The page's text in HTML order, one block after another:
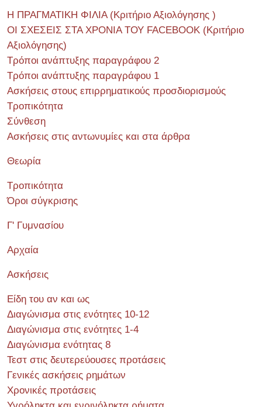
Η ΠΡΑΓΜΑΤΙΚΗ ΦΙΛΙΑ (Κριτήριο Αξιολόγησης )
ΟΙ ΣΧΕΣΕΙΣ ΣΤΑ ΧΡΟΝΙΑ ΤΟΥ FACEBOOK (Kριτήριο
Αξιολόγησης)
Τρόποι ανάπτυξης παραγράφου 2
Τρόποι ανάπτυξης παραγράφου 1
Ασκήσεις στους επιρρηματικούς προσδιορισμούς
Τροπικότητα
Σύνθεση
Ασκήσεις στις αντωνυμίες και στα άρθρα
Θεωρία
Τροπικότητα
Όροι σύγκρισης
Γ' Γυμνασίου
Αρχαία
Ασκήσεις
Είδη του αν και ως
Διαγώνισμα στις ενότητες 10-12
Διαγώνισμα στις ενότητες 1-4
Διαγώνισμα ενότητας 8
Τεστ στις δευτερεύουσες προτάσεις
Γενικές ασκήσεις ρημάτων
Χρονικές προτάσεις